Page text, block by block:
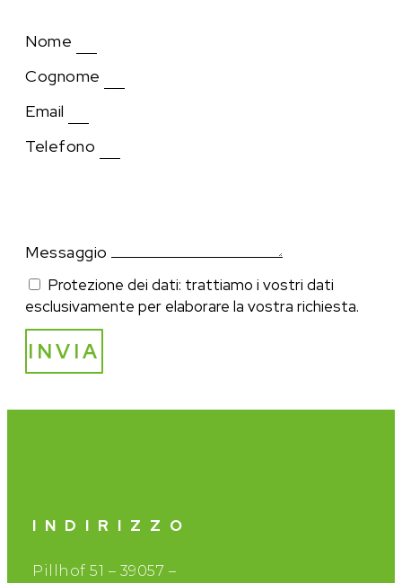
Nome
Cognome
Email
Telefono
Messaggio
Protezione dei dati: trattiamo i vostri dati
esclusivamente per elaborare la vostra richiesta.
INVIA
INDIRIZZO
Pillhof 51 – 39057 –